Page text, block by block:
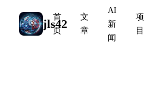
jls42
首
页
文
章
AI
新
闻
项
目